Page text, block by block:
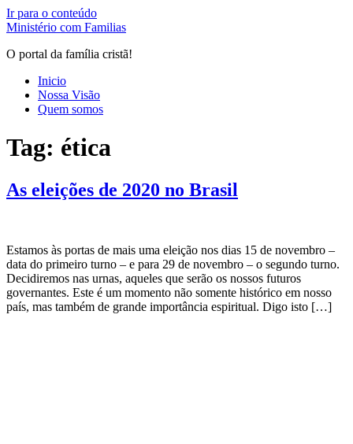
Ir para o conteúdo
Ministério com Familias
O portal da família cristã!
Inicio
Nossa Visão
Quem somos
Tag: ética
As eleições de 2020 no Brasil
Estamos às portas de mais uma eleição nos dias 15 de novembro –
data do primeiro turno – e para 29 de novembro – o segundo turno.
Decidiremos nas urnas, aqueles que serão os nossos futuros
governantes. Este é um momento não somente histórico em nosso
país, mas também de grande importância espiritual. Digo isto […]